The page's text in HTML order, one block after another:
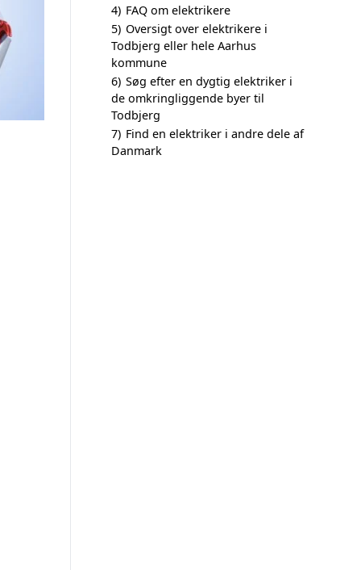
4) FAQ om elektrikere
5) Oversigt over elektrikere i
Todbjerg eller hele Aarhus
kommune
6) Søg efter en dygtig elektriker i
de omkringliggende byer til
Todbjerg
7) Find en elektriker i andre dele af
Danmark